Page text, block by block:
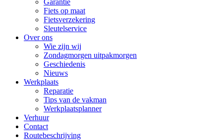
Garantie
Fiets op maat
Fietsverzekering
Sleutelservice
Over ons
Wie zijn wij
Zondagmorgen uitpakmorgen
Geschiedenis
Nieuws
Werkplaats
Reparatie
Tips van de vakman
Werkplaatsplanner
Verhuur
Contact
Routebeschrijving